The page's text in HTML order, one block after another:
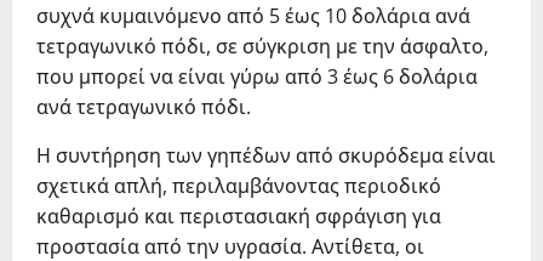
συχνά κυμαινόμενο από 5 έως 10 δολάρια ανά
τετραγωνικό πόδι, σε σύγκριση με την άσφαλτο,
που μπορεί να είναι γύρω από 3 έως 6 δολάρια
ανά τετραγωνικό πόδι.
Η συντήρηση των γηπέδων από σκυρόδεμα είναι
σχετικά απλή, περιλαμβάνοντας περιοδικό
καθαρισμό και περιστασιακή σφράγιση για
προστασία από την υγρασία. Αντίθετα, οι